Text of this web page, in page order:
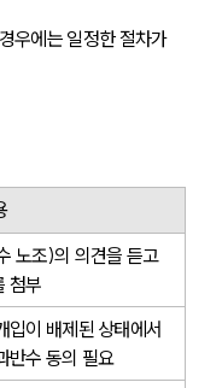
우에는 일정한 절차가
노조)의 의견을 듣고
첨부
입이 배제된 상태에서
반수 동의 필요